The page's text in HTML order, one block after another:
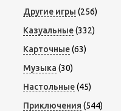
Другие игры (256)
Казуальные(332)
Карточные(63)
Музыка (30)
Настольные(45)
Приключения (544)